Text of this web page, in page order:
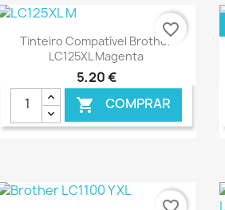
Ver+
Tinteiro Compatível Brother
LC125XL Magenta
5,20 €
 COMPRAR
favorite_border